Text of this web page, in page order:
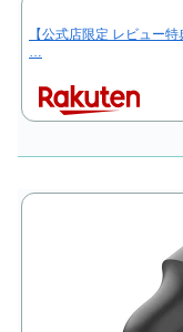
【公式店限定 レビュー
…